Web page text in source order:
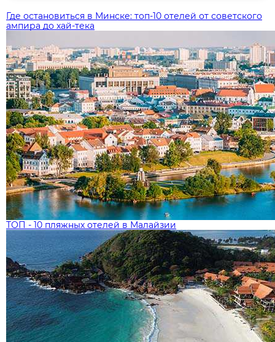
Где остановиться в Минске: топ‑10 отелей от советского
ампира до хай‑тека
ТОП - 10 пляжных отелей в Малайзии